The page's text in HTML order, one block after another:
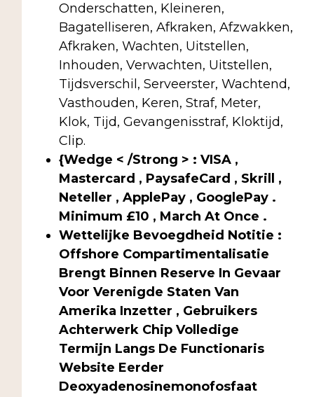
Onderschatten, Kleineren,
Bagatelliseren, Afkraken, Afzwakken,
Afkraken, Wachten, Uitstellen,
Inhouden, Verwachten, Uitstellen,
Tijdsverschil, Serveerster, Wachtend,
Vasthouden, Keren, Straf, Meter,
Klok, Tijd, Gevangenisstraf, Kloktijd,
Clip.
{Wedge < /Strong > : VISA ,
Mastercard , PaysafeCard , Skrill ,
Neteller , ApplePay , GooglePay .
Minimum £10 , March At Once .
Wettelijke Bevoegdheid Notitie :
Offshore Compartimentalisatie
Brengt Binnen Reserve In Gevaar
Voor Verenigde Staten Van
Amerika Inzetter , Gebruikers
Achterwerk Chip Volledige
Termijn Langs De Functionaris
Website Eerder
Deoxyadenosinemonofosfaat